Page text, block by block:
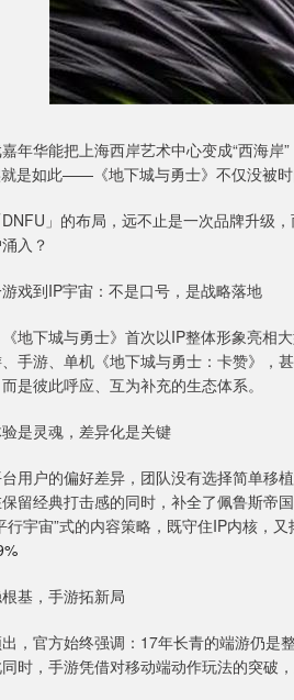
年华能把上海西岸艺术中心变成“西海
是如此——《地下城与勇士》不仅没被时
」的布局，远不止是一次品牌升级
入？
戏到IP宇宙：不是口号，是战略落地
地下城与勇士》首次以IP整体形象亮相
手游、单机《地下城与勇士：卡赞》，
是彼此呼应、互为补充的生态体系。
是灵魂，差异化是关键
用户的偏好差异，团队没有选择简单移
留经典打击感的同时，补全了佩鲁斯帝
行宇宙”式的内容策略，既守住IP内核，又
基，手游拓新局
，官方始终强调：17年长青的端游仍是
时，手游凭借对移动端动作玩法的突破